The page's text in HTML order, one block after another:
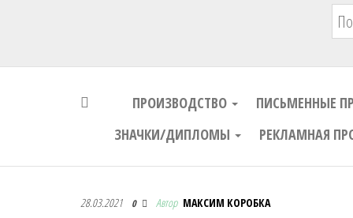
ПРОИЗВОДСТВО ПИСЬМЕННЫЕ
ЗНАЧКИ/ДИПЛОМЫ
РЕКЛАМНАЯ
Первая Украинская Сувенирная
28.03.2021 0 Автор МАКСИМ КОРОБКА